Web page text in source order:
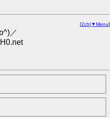
[2ch| ▼Menu]
／